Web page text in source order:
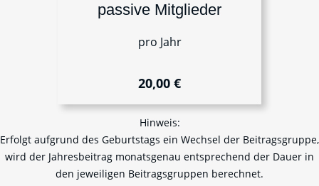
passive Mitglieder
pro Jahr
20,00 €
Hinweis:
Erfolgt aufgrund des Geburtstags ein Wechsel der Beitragsgruppe,
wird der Jahresbeitrag monatsgenau entsprechend der Dauer in
den jeweiligen Beitragsgruppen berechnet.